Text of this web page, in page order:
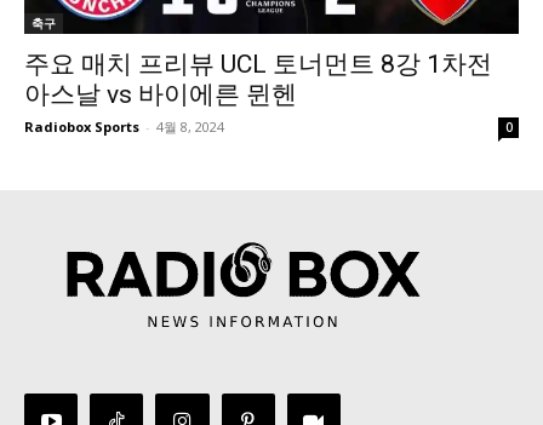
축구
주요 매치 프리뷰 UCL 토너먼트 8강 1차전
아스날 vs 바이에른 뮌헨
Radiobox Sports - 4월 8, 2024 0